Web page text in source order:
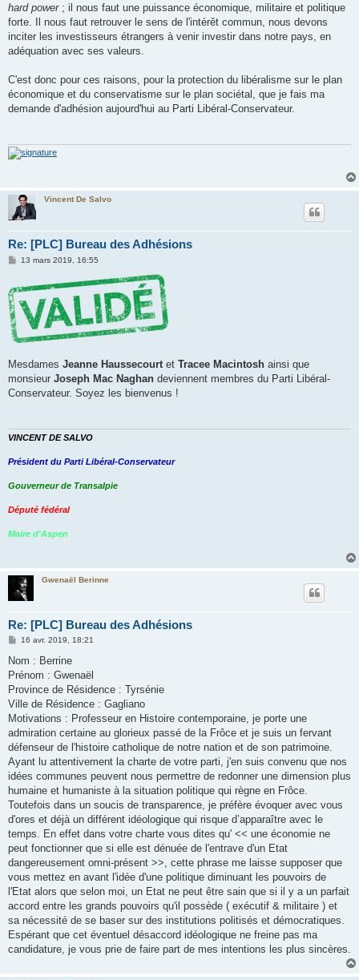
hard power; il nous faut une puissance économique, militaire et politique
forte. Il nous faut retrouver le sens de l'intérêt commun, nous devons
inciter les investisseurs étrangers à venir investir dans notre pays, en
adéquation avec ses valeurs.
C'est donc pour ces raisons, pour la protection du libéralisme sur le plan
économique et du conservatisme sur le plan sociétal, que je fais ma
demande d'adhésion aujourd'hui au Parti Libéral-Conservateur.
Vincent De Salvo
Re: [PLC] Bureau des Adhésions
M
s
g
13 mars 2019, 16:55
Mesdames Jeanne Haussecourt et Tracee Macintosh ainsi que
monsieur Joseph Mac Naghan deviennent membres du Parti Libéral-
Conservateur. Soyez les bienvenus !
VINCENT DE SALVO
Président du Parti Libéral-Conservateur
Gouverneur de Transalpie
Député fédéral
Maire d'Aspen
Gwenaël Berinne
Re: [PLC] Bureau des Adhésions
M
s
a
g
16 avr. 2019, 18:21
Nom : Berrine
Prénom : Gwenaël
Province de Résidence : Tyrsénie
Ville de Résidence : Gagliano
Motivations : Professeur en Histoire contemporaine, je porte une
admiration certaine au glorieux passé de la Frôce et je suis un fervant
défenseur de l'histoire catholique de notre nation et de son patrimoine.
Ayant lu attentivement la charte de votre parti, j'en suis convenu que nos
idées communes peuvent nous permettre de redonner une dimension plus
humaine et humaniste à la situation politique qui règne en Frôce.
Toutefois dans un soucis de transparence, je préfère évoquer avec vous
d'ores et déjà un différent idéologique qui risque d’apparaître avec le
temps. En effet dans votre charte vous dites qu' << une économie ne
peut fonctionner que si elle est dénuée de l'entrave d'un Etat
dangereusement omni-présent >>, cette phrase me laisse supposer que
vous mettez en avant l'idée d'une politique diminuant les pouvoirs de
l'Etat alors que selon moi, un Etat ne peut être sain que si il y a un parfait
accord entre les grands pouvoirs qu'il possède ( exécutif & militaire ) et
sa nécessité de se baser sur des institutions politisés et démocratiques.
Espérant que cet éventuel désaccord idéologique ne freine pas ma
candidature, je vous prie de faire part de mes intentions les plus sincères.